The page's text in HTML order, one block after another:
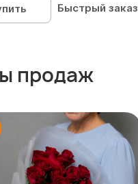
Быстрый заказ
продаж